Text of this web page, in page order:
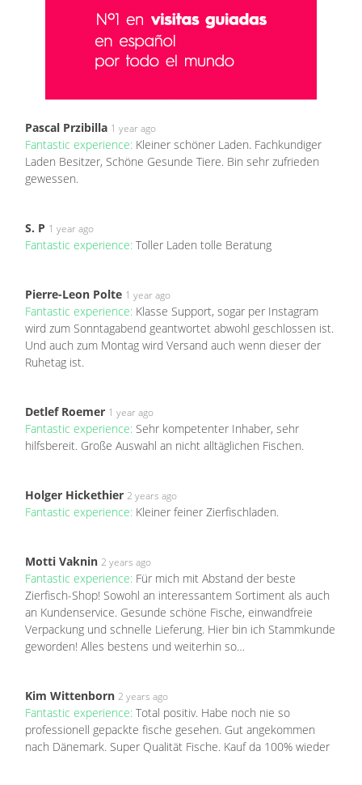
Pascal Przibilla 1 year ago
Fantastic experience: Kleiner schöner Laden. Fachkundiger
Laden Besitzer, Schöne Gesunde Tiere. Bin sehr zufrieden
gewessen.
S. P 1 year ago
Fantastic experience: Toller Laden tolle Beratung
Pierre-Leon Polte 1 year ago
Fantastic experience: Klasse Support, sogar per Instagram
wird zum Sonntagabend geantwortet abwohl geschlossen ist.
Und auch zum Montag wird Versand auch wenn dieser der
Ruhetag ist.
Detlef Roemer 1 year ago
Fantastic experience: Sehr kompetenter Inhaber, sehr
hilfsbereit. Große Auswahl an nicht alltäglichen Fischen.
Holger Hickethier 2 years ago
Fantastic experience: Kleiner feiner Zierfischladen.
Motti Vaknin 2 years ago
Fantastic experience: Für mich mit Abstand der beste
Zierfisch-Shop! Sowohl an interessantem Sortiment als auch
an Kundenservice. Gesunde schöne Fische, einwandfreie
Verpackung und schnelle Lieferung. Hier bin ich Stammkunde
geworden! Alles bestens und weiterhin so…
Kim Wittenborn 2 years ago
Fantastic experience: Total positiv. Habe noch nie so
professionell gepackte fische gesehen. Gut angekommen
nach Dänemark. Super Qualität Fische. Kauf da 100% wieder